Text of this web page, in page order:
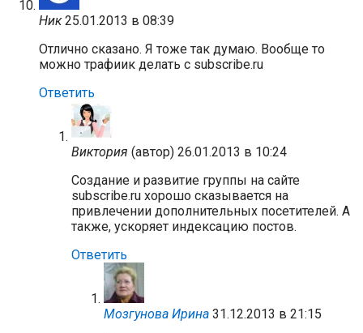
Ник 25.01.2013 в 08:39
Отлично сказано. Я тоже так думаю. Вообще то
можно трафиик делать с subscribe.ru
Ответить
Виктория (автор) 26.01.2013 в 10:24
Создание и развитие группы на сайте
subscribe.ru хорошо сказывается на
привлечении дополнительных посетителей. А
также, ускоряет индексацию постов.
Ответить
Мозгунова Ирина 31.12.2013 в 21:15